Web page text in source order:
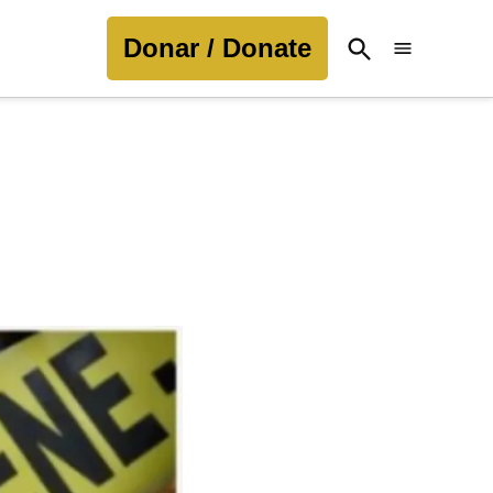
Donar / Donate
Open
Search